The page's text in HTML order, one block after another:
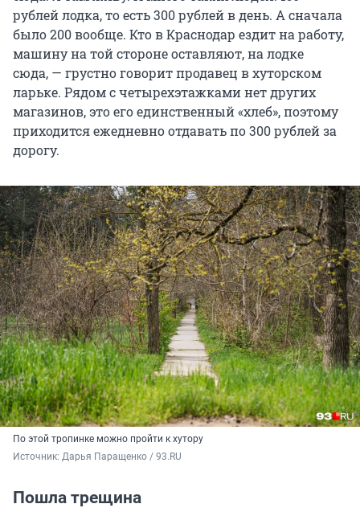
рублей лодка, то есть 300 рублей в день. А сначала
было 200 вообще. Кто в Краснодар ездит на работу,
машину на той стороне оставляют, на лодке
сюда, — грустно говорит продавец в хуторском
ларьке. Рядом с четырехэтажками нет других
магазинов, это его единственный «хлеб», поэтому
приходится ежедневно отдавать по 300 рублей за
дорогу.
По этой тропинке можно пройти к хутору
Источник: Дарья Паращенко / 93.RU
Пошла трещина